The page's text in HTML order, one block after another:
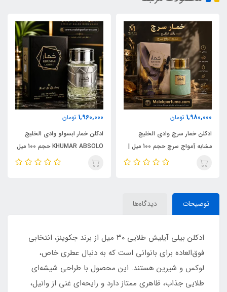
1,980,000 تومان
ادکلن خمار سرچ وادی الخلیج
مشابه آمواج سرچ حجم 100 میل |
KHUMAR Search Eau de
1,960,000 تومان
ادکلن خمار ابسولو وادی الخلیج
KHUMAR ABSOLO حجم 100 میل
| مشابه اورجینال ایو سن لورن مای
توضیحات دیدگاه‌ها
ادکلن بیلی آیلیش طلایی ۳۰ میل از برند جکوینز، انتخابی
فوق‌العاده برای بانوانی است که به دنبال عطری خاص،
لوکس و شیرین هستند. این محصول با طراحی شیشه‌ای
طلایی جذاب، ظاهری ممتاز دارد و رایحه‌ای غنی از وانیل،